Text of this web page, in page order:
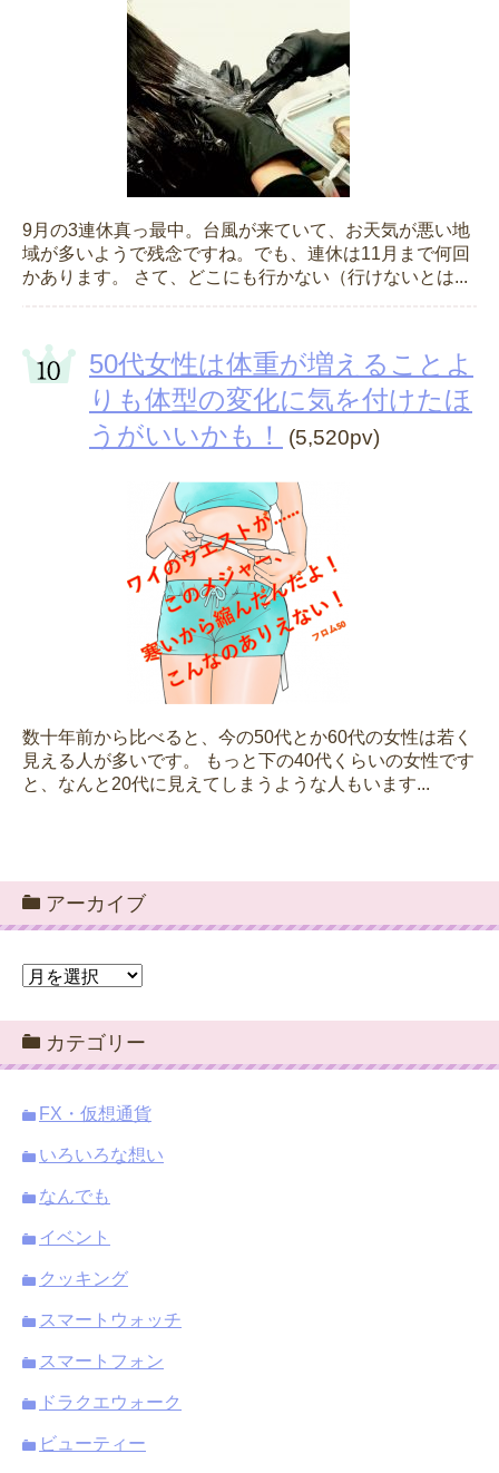
9月の3連休真っ最中。台風が来ていて、お天気が悪い地
域が多いようで残念ですね。でも、連休は11月まで何回
かあります。 さて、どこにも行かない（行けないとは...
50代女性は体重が増えることよ
りも体型の変化に気を付けたほ
うがいいかも！
(5,520pv)
数十年前から比べると、今の50代とか60代の女性は若く
見える人が多いです。 もっと下の40代くらいの女性です
と、なんと20代に見えてしまうような人もいます...
アーカイブ
ア
カ
イ
ブ
カテゴリー
FX・仮想通貨
いろいろな想い
なんでも
イベント
クッキング
スマートウォッチ
スマートフォン
ドラクエウォーク
ビューティー